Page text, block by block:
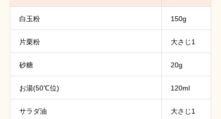
白玉粉 150g
片栗粉 大さじ1
砂糖 20g
お湯(50℃位) 120ml
サラダ油 大さじ1